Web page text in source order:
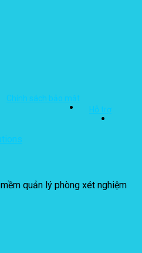
Chính sách bảo mật
Hỗ trợ
quản lý phòng xét nghiệm